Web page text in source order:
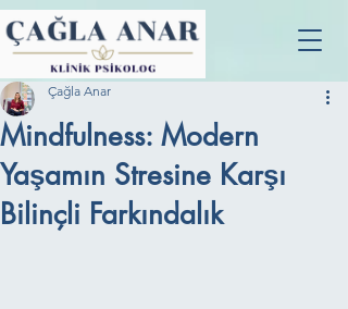
Mindfulness: Modern
Yaşamın Stresine Karşı
Bilinçli Farkındalık
Çağla Anar